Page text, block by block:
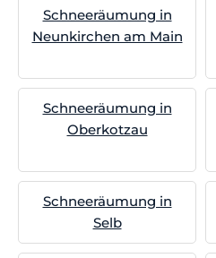
Schneeräumung in
Neunkirchen am Main
Schneeräumung in
Oberkotzau
Schneeräumung in
Selb